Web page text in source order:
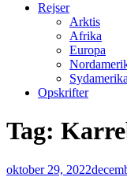
Rejser
Arktis
Afrika
Europa
Sydamerika
Opskrifter
Tag:
Udgivet
oktober 29, 2022